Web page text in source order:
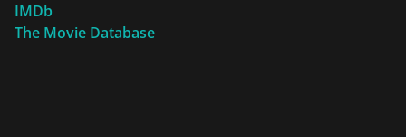
IMDb
The Movie Database